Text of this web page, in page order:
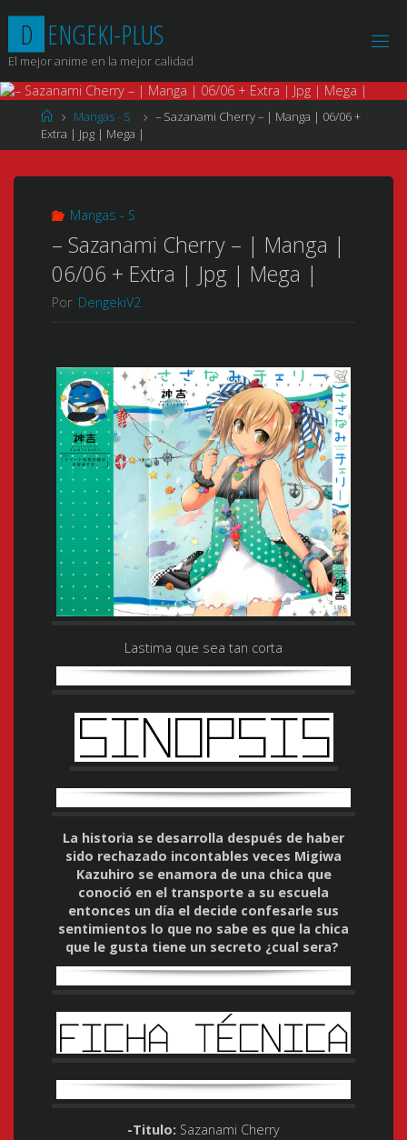
contenido
D ENGEKI-PLUS
El mejor anime en la mejor calidad
Página
de
Inicio
Mangas - S
– Sazanami Cherry – | Manga | 06/06 +
Extra | Jpg | Mega |
Mangas - S
– Sazanami Cherry – | Manga |
06/06 + Extra | Jpg | Mega |
Por DengekiV2
Lastima que sea tan corta
La historia se desarrolla después de haber
sido rechazado incontables veces Migiwa
Kazuhiro se enamora de una chica que
conoció en el transporte a su escuela
entonces un día el decide confesarle sus
sentimientos lo que no sabe es que la chica
que le gusta tiene un secreto ¿cual sera?
-Titulo: Sazanami Cherry